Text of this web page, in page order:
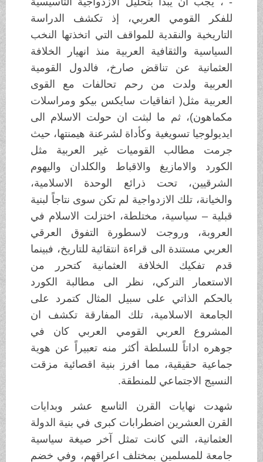
للفكر القومي العربي، إذ تكشف الدراسة
التاريخية والنقدية للمواقف التي اتخذتها النخب
السياسية والثقافية العربية منذ انهيار الخلافة
العثمانية عن تناقض صارخ، فالدول القومية
العربية ولدت من رحم تحالفات مع القوى
العربية مثل( اتفاقيات سايكس بيكو ومراسلات
مكماهون)، ثم ما لبثت ان حولت الاسلام الى
ايديولوجيا تسويغية وكأداة لشرعنة هيمنتها، حيث
جرمت مطالب القوميات غير العربية مثل
الكورد والامازيغ والاقباط والكلدان واليهوم
الشرقيين، تحت ذرائع الوحدة الاسلامية،
والخيانة، تلك الازدواجية لم تكن سوى نتاجاً لبنية
قبلية – سياسية، مختلطة، اختزلت الاسلام في
العروبة، وروجت لاسطورة التفوق العرقي
العربي مستندة الى قراءة انتقائية للتاريخ، فبينما
قدم تفكيك الخلافة العثمانية كتحرر من
الاستعمار التركي، نظر الى مطالبة الكورد
بالحكم الذاتي على سبيل المثال كتمرد على
الجامعة الاسلامية، تلك المفارقة تكشف ان
المشروع العربي القومي العربي كان في
جوهره اداتاً للسلطة أكثر منه تعبيراً عن هوية
جماعية حقيقية، مما افرز بنية اقصائية مزقت
النسيج الاجتماعي للمنطقة.
شهدت نهايات القرن التاسع عشر وبدايات
القرن العشرين اضطرابات كبرى في بنية الدولة
العثمانية، التي كانت تمثل آخر صيغة سياسية
جامعة للمسلمين بمختلف اعراقهم، وفي خضم